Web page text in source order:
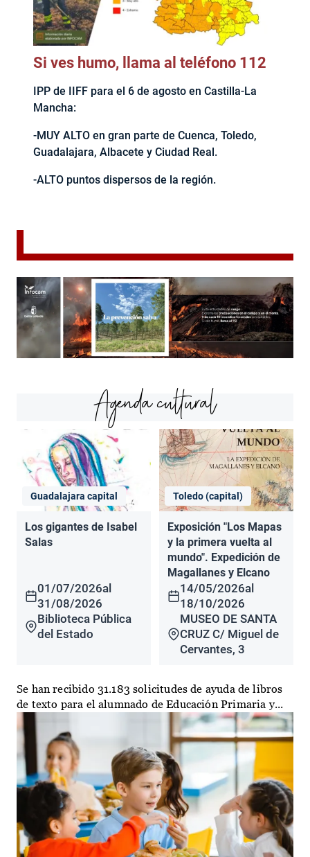
Si ves humo, llama al teléfono 112
IPP de IIFF para el 6 de agosto en Castilla-La
Mancha:
-MUY ALTO en gran parte de Cuenca, Toledo,
Guadalajara, Albacete y Ciudad Real.
-ALTO puntos dispersos de la región.
Agenda cultural
Guadalajara capital
Los gigantes de Isabel
Salas
01/07/2026al
31/08/2026
Biblioteca Pública
del Estado
Toledo (capital)
Exposición "Los Mapas
y la primera vuelta al
mundo". Expedición de
Magallanes y Elcano
14/05/2026al
18/10/2026
MUSEO DE SANTA
CRUZ C/ Miguel de
Cervantes, 3
Se han recibido 31.183 solicitudes de ayuda de libros
de texto para el alumnado de Educación Primaria y...